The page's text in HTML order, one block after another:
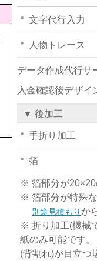
文字代行入力
人物トレース
データ作成代行サ
入金確認後デザイ
▼ 後加工
手折り加工
箔
※ 箔部分が20×20
※ 箔部分が特殊
別途見積もりか
※ 折り加工(機械
紙のみ可能です
(背割れ)が目立つ